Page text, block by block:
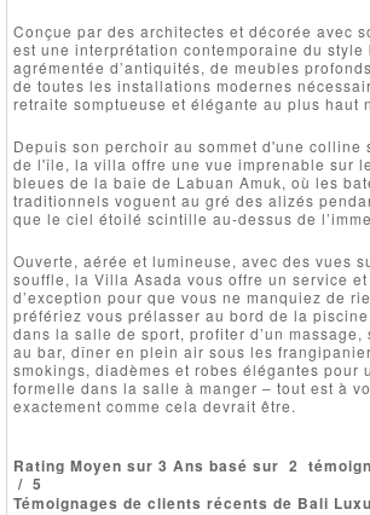
Conçue par des architectes et décorée avec
est une interprétation contemporaine du style
agrémentée d’antiquités, de meubles
de toutes les installations modernes
retraite somptueuse et élégante au plus haut
Depuis son perchoir au sommet d'une colline
de l'île, la villa offre une vue imprenable sur
bleues de la baie de Labuan Amuk, où les
traditionnels voguent au gré des alizés
que le ciel étoilé scintille au-dessus de
Ouverte, aérée et lumineuse, avec des vues
souffle, la Villa Asada vous offre un service
d’exception pour que vous ne manquiez de
préfériez vous prélasser au bord de la
dans la salle de sport, profiter d’un
au bar, dîner en plein air sous les
smokings, diadèmes et robes élégantes pour
formelle dans la salle à manger – tout est à
exactement comme cela devrait être.
Rating Moyen sur 3 Ans basé sur 2
/ 5
Témoignages de clients récents de Bali